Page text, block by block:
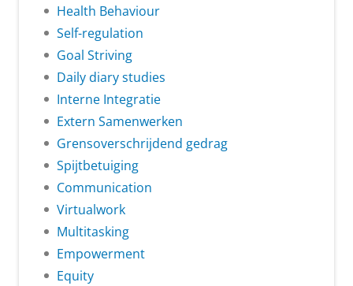
Health Behaviour
Self-regulation
Goal Striving
Daily diary studies
Interne Integratie
Extern Samenwerken
Grensoverschrijdend gedrag
Spijtbetuiging
Communication
Virtualwork
Multitasking
Empowerment
Equity